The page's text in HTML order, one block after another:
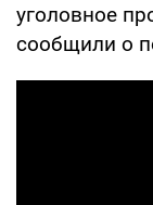
уголовное
сообщили о